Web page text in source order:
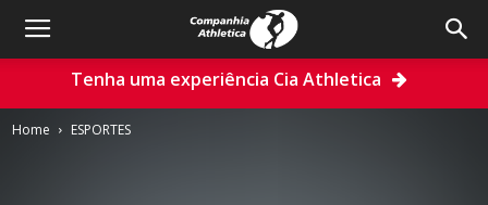
Tenha uma experiência Cia Athletica
Home ESPORTES